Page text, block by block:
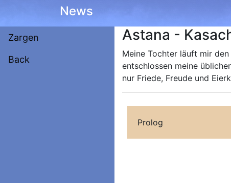
News
Zargen
Back
Astana -
Meine Tochter läuft mir
entschlossen meine
nur Friede, Freude und
Prolog